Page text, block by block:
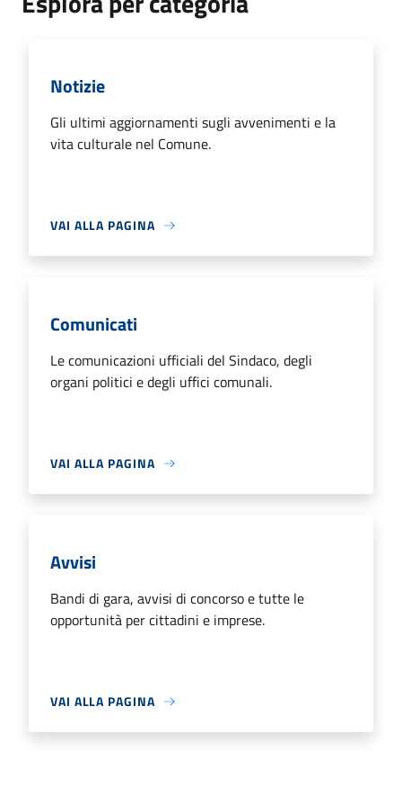
Notizie
Gli ultimi aggiornamenti sugli avvenimenti e la
vita culturale nel Comune.
VAI ALLA PAGINA
Comunicati
Le comunicazioni ufficiali del Sindaco, degli
organi politici e degli uffici comunali.
VAI ALLA PAGINA
Avvisi
Bandi di gara, avvisi di concorso e tutte le
opportunità per cittadini e imprese.
VAI ALLA PAGINA